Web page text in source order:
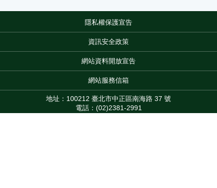
隱私權保護宣告
資訊安全政策
網站資料開放宣告
網站服務信箱
地址：100212 臺北市中正區南海路 37 號
電話：(02)2381-2991